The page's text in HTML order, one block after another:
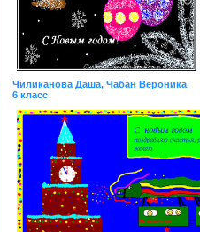
Чиликанова Даша, Чабан Вероника
6 класс